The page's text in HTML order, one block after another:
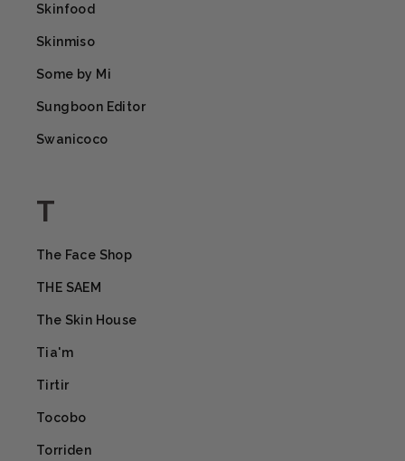
Skinfood
Skinmiso
Some by Mi
Sungboon Editor
Swanicoco
T
The Face Shop
THE SAEM
The Skin House
Tia'm
Tirtir
Tocobo
Torriden